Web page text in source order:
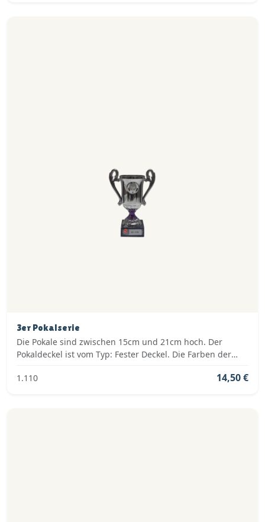
3er Pokalserie
Die Pokale sind zwischen 15cm und 21cm hoch. Der
Pokaldeckel ist vom Typ: Fester Deckel. Die Farben der
1.110
14,50 €